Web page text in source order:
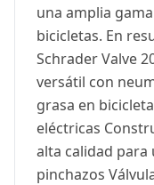
una amplia
bicicletas. En
Schrader Valve
versátil con
grasa en
eléctricas
alta calidad para
pinchazos